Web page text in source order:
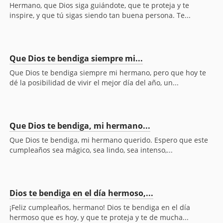
Hermano, que Dios siga guiándote, que te proteja y te
inspire, y que tú sigas siendo tan buena persona. Te...
Que Dios te bendiga siempre mi...
Que Dios te bendiga siempre mi hermano, pero que hoy te
dé la posibilidad de vivir el mejor día del año, un...
Que Dios te bendiga, mi hermano...
Que Dios te bendiga, mi hermano querido. Espero que este
cumpleaños sea mágico, sea lindo, sea intenso,...
Dios te bendiga en el día hermoso,...
¡Feliz cumpleaños, hermano! Dios te bendiga en el día
hermoso que es hoy, y que te proteja y te de mucha...